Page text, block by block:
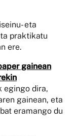
eta
praktikatu
ere.
gainean
egingo dira,
gainean, eta
eramango du